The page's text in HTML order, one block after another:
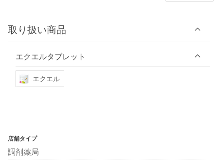
取り扱い商品
エクエルタブレット
エクエル
店舗タイプ
調剤薬局